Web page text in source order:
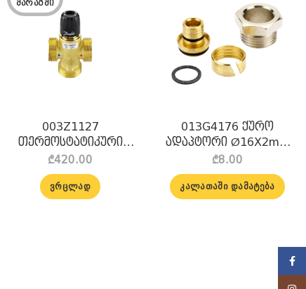
ᲛᲐᲠᲐᲒᲨᲘ
003Z1127
თერმოსტატიკური
შემრევი სარქველი
Mixing valve TVM-H
DN25 ” Danfoss
₾420.00
ᲕᲠᲪᲚᲐᲓ
013G4176 ქურო
ადაპტორი Ø16X2mm
Danfoss
₾8.00
ᲙᲐᲚᲐᲗᲐᲨᲘ ᲓᲐᲛᲐᲢᲔᲑᲐ